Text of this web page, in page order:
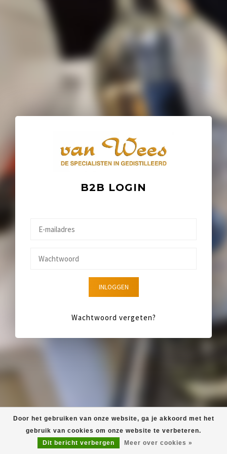
B2B LOGIN
INLOGGEN
Wachtwoord vergeten?
Door het gebruiken van onze website, ga je akkoord met het
gebruik van cookies om onze website te verbeteren.
Dit bericht verbergen
Meer over cookies »